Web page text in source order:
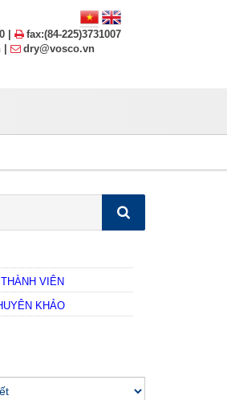
|
fax:(84-225)3731007
dry@vosco.vn
VIÊN
KHẢO